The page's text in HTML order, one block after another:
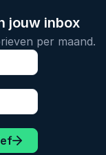
jouw inbox
per maand.